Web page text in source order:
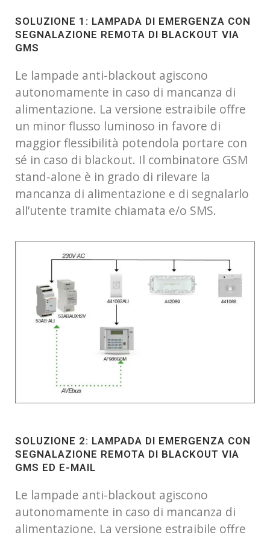
SOLUZIONE 1: LAMPADA DI EMERGENZA CON
SEGNALAZIONE REMOTA DI BLACKOUT VIA
GMS
Le lampade anti-blackout agiscono
autonomamente in caso di mancanza di
alimentazione. La versione estraibile offre
un minor flusso luminoso in favore di
maggior flessibilità potendola portare con
sé in caso di blackout. Il combinatore GSM
stand-alone è in grado di rilevare la
mancanza di alimentazione e di segnalarlo
all’utente tramite chiamata e/o SMS.
SOLUZIONE 2: LAMPADA DI EMERGENZA CON
SEGNALAZIONE REMOTA DI BLACKOUT VIA
GMS ED E-MAIL
Le lampade anti-blackout agiscono
autonomamente in caso di mancanza di
alimentazione. La versione estraibile offre